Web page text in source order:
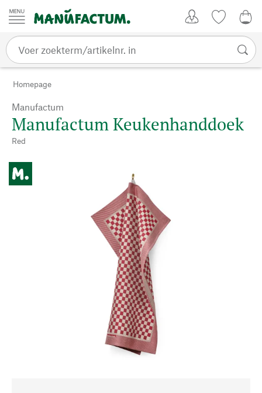
Passer au contenu
Homepage
Manufactum
Manufactum Keukenhanddoek
Red